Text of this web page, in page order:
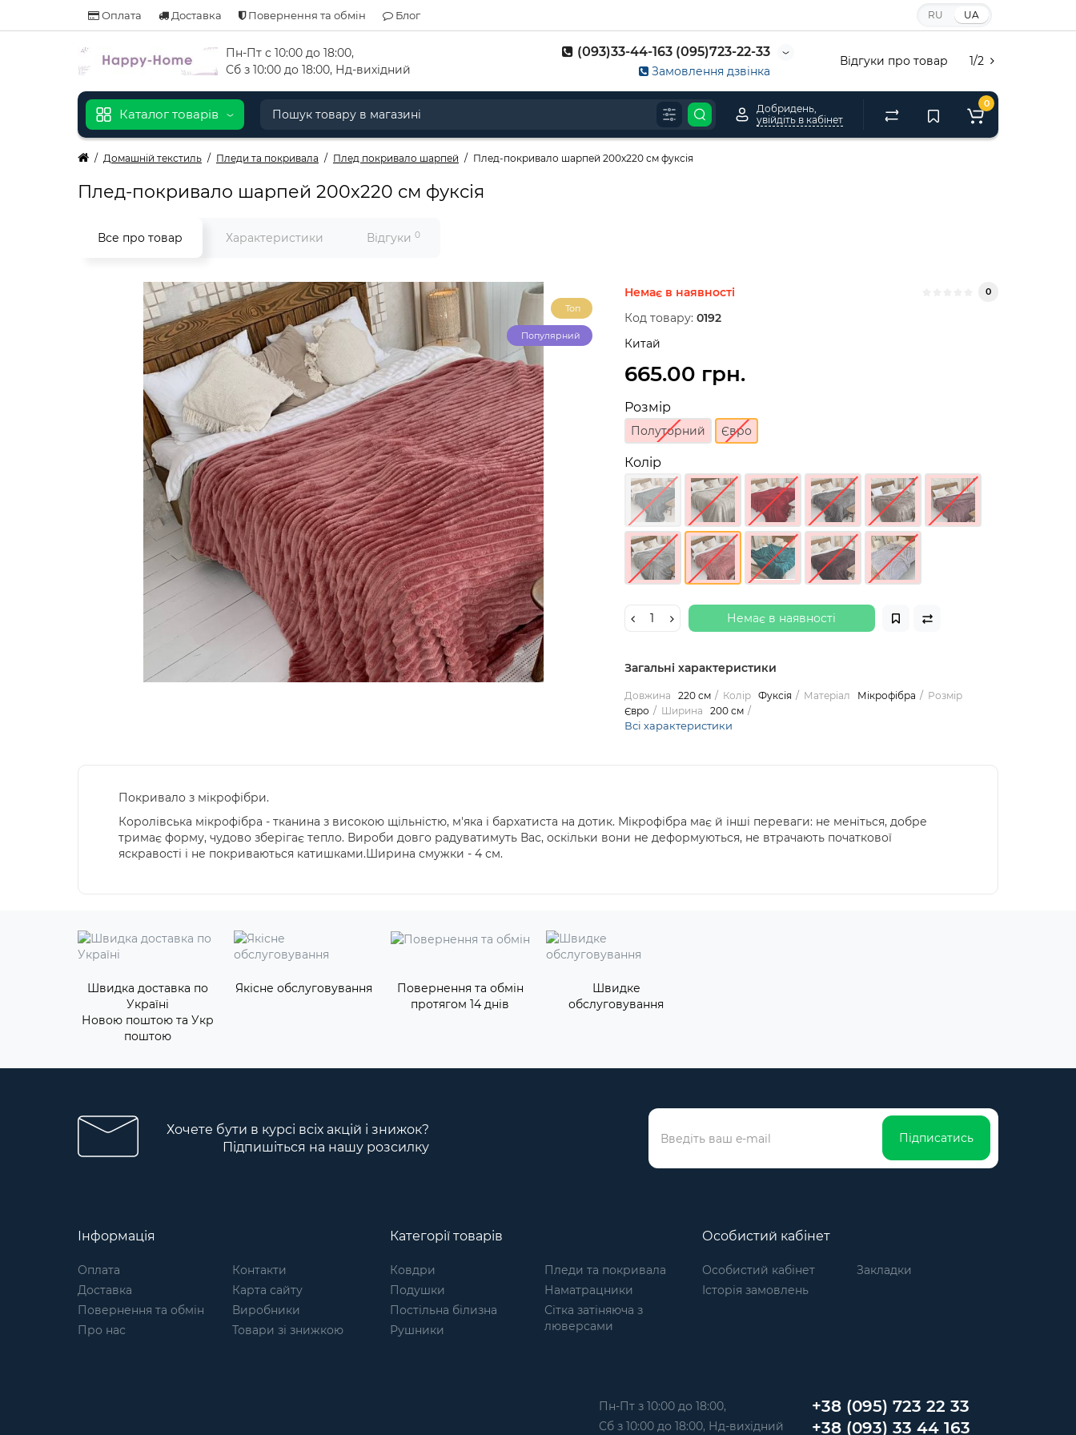
Оплата Доставка Повернення та обмін Блог RU UA
Пн-Пт с 10:00 до 18:00,
Сб з 10:00 до 18:00, Нд-вихідний
(093)33-44-163 (095)723-22-33
Замовлення дзвінка
1/2
Відгуки про товар
Каталог товарів
Добридень,
увійдіть в кабінет
0
Домашній текстиль Пледи та покривала Плед покривало шарпей Плед-покривало шарпей 200х220 см фуксія
Плед-покривало шарпей 200х220 см фуксія
Все про товар Характеристики Відгуки 0
Топ
Популярний
Немає в наявності 0
Код товару: 0192
Китай
665.00 грн.
Розмір
Полуторний Євро
Колір
Немає в наявності
Загальні характеристики
Довжина 220 см Колір Фуксія Матеріал Мікрофібра
Розмір
Євро
Ширина 200 см
Всі характеристики
Покривало з мікрофібри.
Королівська мікрофібра - тканина з високою щільністю, м'яка і бархатиста на дотик. Мікрофібра має й інші переваги: ​​не меніться, добре
тримає форму, чудово зберігає тепло. Вироби довго радуватимуть Вас, оскільки вони не деформуються, не втрачають початкової
яскравості і не покриваються катишками.Ширина смужки - 4 см.
Швидка доставка по
Україні
Новою поштою та Укр
поштою
Якісне обслуговування
Повернення та обмін
протягом 14 днів
Швидке
обслуговування
Хочете бути в курсі всіх акцій і знижок?
Підпишіться на нашу розсилку
Підписатись
Інформація
Оплата
Доставка
Повернення та обмін
Про нас
Контакти
Карта сайту
Виробники
Товари зі знижкою
Категорії товарів
Ковдри
Подушки
Постільна білизна
Рушники
Пледи та покривала
Наматрацники
Сітка затіняюча з
люверсами
Особистий кабінет
Особистий кабінет
Історія замовлень
Закладки
Пн-Пт з 10:00 до 18:00,
Сб з 10:00 до 18:00, Нд-вихідний
+38 (095) 723 22 33
+38 (093) 33 44 163